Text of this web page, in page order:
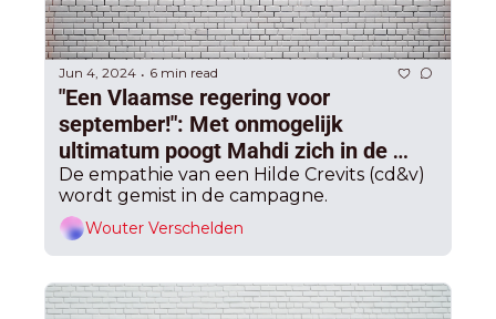
Jun 4, 2024 • 6 min read
"Een Vlaamse regering voor
september!": Met onmogelijk
ultimatum poogt Mahdi zich in de
match te knokken, interne frustratie
bij CD&V over “alles op de voorzitter”
neemt toe
De empathie van een Hilde Crevits (cd&v)
wordt gemist in de campagne.
Wouter Verschelden